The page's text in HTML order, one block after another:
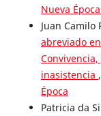
Nueva
Juan Camilo
abreviado
inasistencia ,
Época
Patricia da